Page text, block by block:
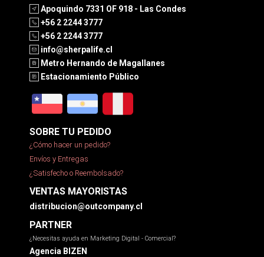
Apoquindo 7331 OF 918 - Las Condes
+56 2 2244 3777
+56 2 2244 3777
info@sherpalife.cl
Metro Hernando de Magallanes
Estacionamiento Público
SOBRE TU PEDIDO
¿Cómo hacer un pedido?
Envíos y Entregas
¿Satisfecho o Reembolsado?
VENTAS MAYORISTAS
distribucion@outcompany.cl
PARTNER
¿Necesitas ayuda en Marketing Digital - Comercial?
Agencia BIZEN